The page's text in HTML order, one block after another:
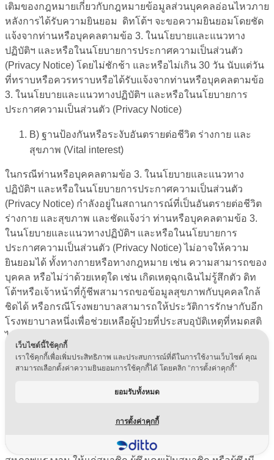
เติมของกฎหมายเกี่ยวกับกฎหมายข้อมูลส่วนบุคคลอ่อนไหวภาย
หลังการได้รับความยินยอม ดิทโต้ฯ จะขอความยินยอมโดยชัด
แจ้งจากท่านหรือบุคคลตามข้อ 3. ในนโยบายและแนวทาง
ปฏิบัติฯ และหรือในนโยบายการประกาศความเป็นส่วนตัว
(Privacy Notice) โดยไม่ชักช้า และหรือไม่เกิน 30 วัน นับแต่วัน
ที่ทราบหรือควรทราบหรือได้รับแจ้งจากท่านหรือบุคคลตามข้อ
3. ในนโยบายและแนวทางปฏิบัติฯ และหรือในนโยบายการ
ประกาศความเป็นส่วนตัว (Privacy Notice)
B) ฐานป้องกันหรือระงับอันตรายต่อชีวิต ร่างกาย และ
สุขภาพ (Vital interest)
ในกรณีท่านหรือบุคคลตามข้อ 3. ในนโยบายและแนวทาง
ปฏิบัติฯ และหรือในนโยบายการประกาศความเป็นส่วนตัว
(Privacy Notice) กำลังอยู่ในสถานการณ์ที่เป็นอันตรายต่อชีวิต
ร่างกาย และสุขภาพ และชัดแจ้งว่า ท่านหรือบุคคลตามข้อ 3.
ในนโยบายและแนวทางปฏิบัติฯ และหรือในนโยบายการ
ประกาศความเป็นส่วนตัว (Privacy Notice) ไม่อาจให้ความ
ยินยอมได้ ทั้งทางกายหรือทางกฎหมาย เช่น ความสามารถของ
บุคคล หรือไม่ว่าด้วยเหตุใด เช่น เกิดเหตุฉุกเฉินไม่รู้สึกตัว ดิท
โต้ฯหรือเจ้าหน้าที่กู้ชีพสามารถขอข้อมูลสุขภาพกับบุคคลใกล้
ชิดได้ หรือกรณีโรงพยาบาลสามารถให้ประวัติการรักษากับอีก
โรงพยาบาลหนึ่งเพื่อช่วยเหลือผู้ป่วยที่ประสบอุบัติเหตุที่หมดสติ
ได้ เป็นต้น
C) ฐานการดำเนินกิจกรรมโดยชอบด้วยกฎหมาย ที่มีการ
คุ้มครองที่เหมาะสมของมูลนิธิ สมาคม หรือองค์กรที่ไม่
Social protection and non-profit
เป็นการดำเนินกิจกรรมโดยชอบด้วยกฎหมายที่มีการคุ้มครองที่
วัตถุประสงค์เกี่ยวกับการเมือง ศาสนา ปรัชญา หรือ
เว็บไซต์นี้ใช้คุกกี้
เราใช้คุกกี้เพื่อเพิ่มประสิทธิภาพ และประสบการณ์ที่ดีในการใช้งานเว็บไซต์ คุณ
สามารถเลือกตั้งค่าความยินยอมการใช้คุกกี้ได้ โดยคลิก "การตั้งค่าคุกกี้"
ยอมรับทั้งหมด
การตั้งค่าคุกกี้